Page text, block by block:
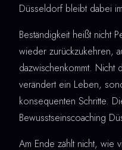
Düsseldorf bleibt dabei
Beständigkeit heißt nicht
wieder zurückzukehren,
dazwischenkommt.
verändert ein Leben,
konsequenten Schritte.
Bewusstseinscoaching
Am Ende zählt nicht, wie